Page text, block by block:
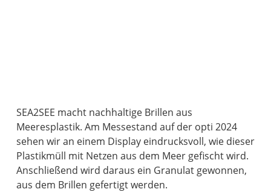
SEA2SEE macht nachhaltige Brillen aus
Meeresplastik. Am Messestand auf der opti 2024
sehen wir an einem Display eindrucksvoll, wie dieser
Plastikmüll mit Netzen aus dem Meer gefischt wird.
Anschließend wird daraus ein Granulat gewonnen,
aus dem Brillen gefertigt werden.